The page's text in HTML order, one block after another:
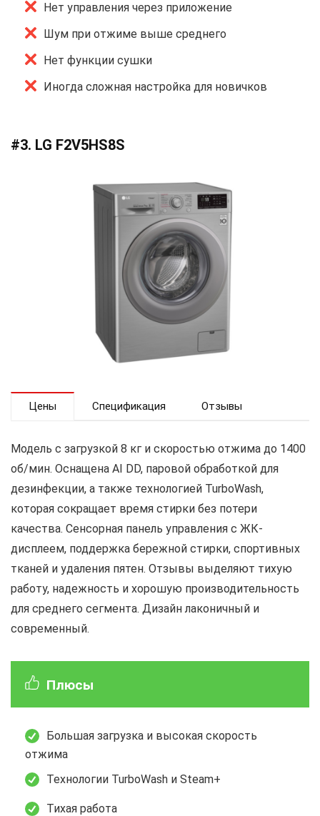
Нет управления через приложение
Шум при отжиме выше среднего
Нет функции сушки
Иногда сложная настройка для новичков
#3. LG F2V5HS8S
Цены Спецификация Отзывы
Модель с загрузкой 8 кг и скоростью отжима до 1400
об/мин. Оснащена AI DD, паровой обработкой для
дезинфекции, а также технологией TurboWash,
которая сокращает время стирки без потери
качества. Сенсорная панель управления с ЖК-
дисплеем, поддержка бережной стирки, спортивных
тканей и удаления пятен. Отзывы выделяют тихую
работу, надежность и хорошую производительность
для среднего сегмента. Дизайн лаконичный и
современный.
Плюсы
Большая загрузка и высокая скорость
отжима
Технологии TurboWash и Steam+
Тихая работа